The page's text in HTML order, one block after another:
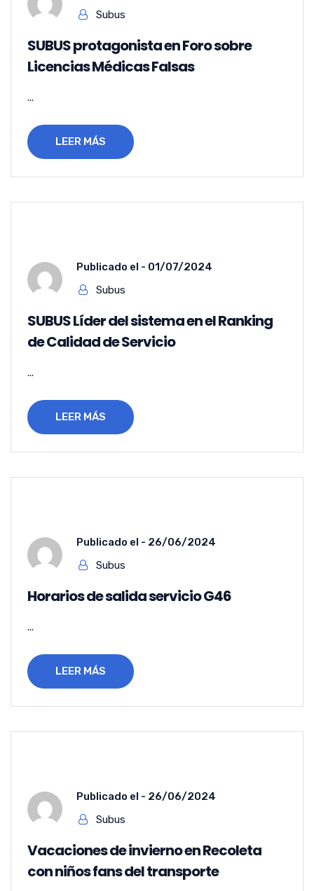
Subus
SUBUS protagonista en Foro sobre
Licencias Médicas Falsas
...
LEER MÁS
Publicado el - 01/07/2024
Subus
SUBUS Líder del sistema en el Ranking
de Calidad de Servicio
...
LEER MÁS
Publicado el - 26/06/2024
Subus
Horarios de salida servicio G46
...
LEER MÁS
Publicado el - 26/06/2024
Subus
Vacaciones de invierno en Recoleta
con niños fans del transporte